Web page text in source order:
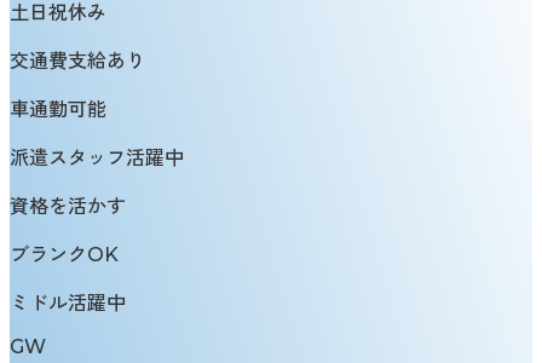
土日祝休み
交通費支給あり
車通勤可能
派遣スタッフ活躍中
資格を活かす
ブランクOK
ミドル活躍中
GW